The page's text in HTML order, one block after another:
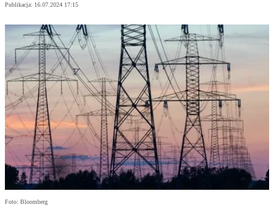
Publikacja: 16.07.2024 17:15
Foto: Bloomberg